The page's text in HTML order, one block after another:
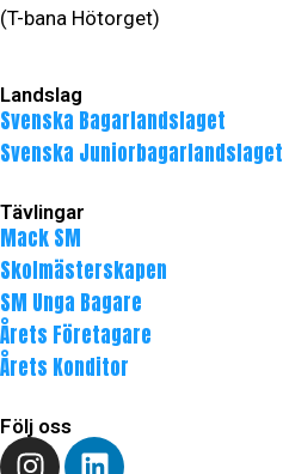
(T-bana Hötorget)
Landslag
Svenska Bagarlandslaget
Svenska Juniorbagarlandslaget
Tävlingar
Mack SM
Skolmästerskapen
SM Unga Bagare
Årets Företagare
Årets Konditor
Följ oss